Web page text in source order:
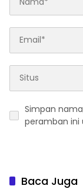
Simpan
peramban ini
Baca Juga